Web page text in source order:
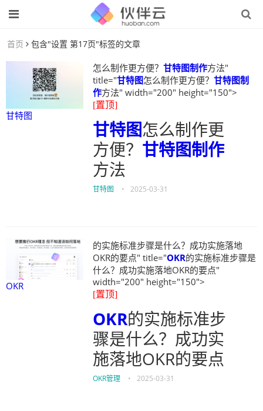
首页 包含"设置 第17页"标签的文章
甘特图
怎么制作更方便？ 甘特图制作方法"
title="甘特图怎么制作更方便？ 甘特图制
作方法" width="200" height="150">
[置顶]
甘特图怎么制作更
方便？ 甘特图制作
方法
甘特图 • 2025-03-31
OKR
的实施标准步骤是什么？成功实施落地
OKR的要点" title="OKR的实施标准步骤是
什么？成功实施落地OKR的要点"
width="200" height="150">
[置顶]
OKR的实施标准步
骤是什么？成功实
施落地OKR的要点
OKR管理 • 2025-03-31